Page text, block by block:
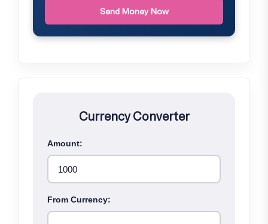
Send Money Now
Currency Converter
Amount:
From Currency: